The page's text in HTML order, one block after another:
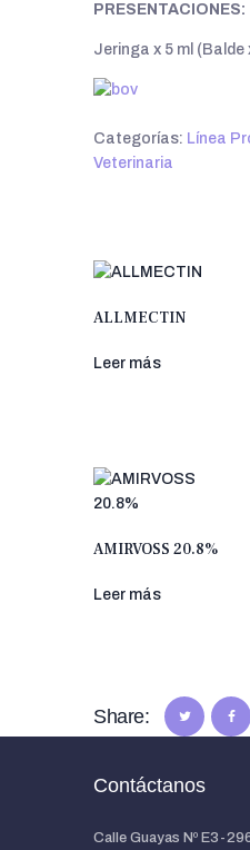
PRESENTACIONES:
Jeringa x 5 ml (Balde
Categorías: Línea
Veterinaria
ALLMECTIN
Leer más
AMIRVOSS 20.8%
Leer más
Share:
Contáctanos
Calle Guayas Nº E3-